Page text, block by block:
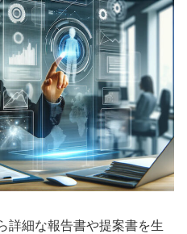
詳細な報告書や提案書を生